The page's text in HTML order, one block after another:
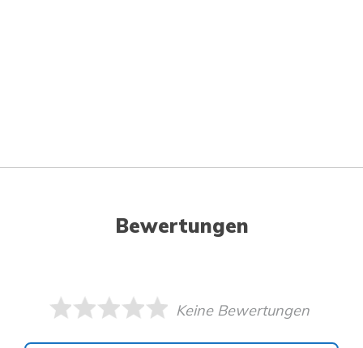
Bewertungen
Keine Bewertungen